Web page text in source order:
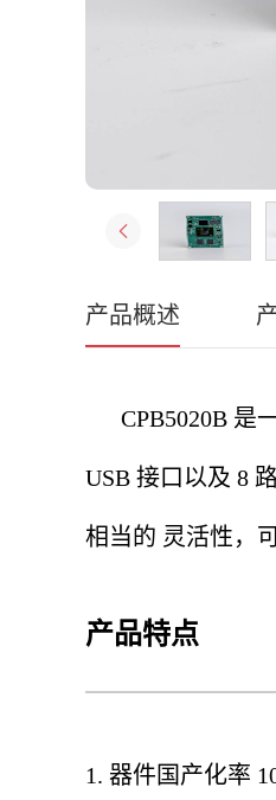
产品概述
CPB5020B 是
USB 接口以及 8
相当的 灵活性，
产品特点
1. 器件国产化率